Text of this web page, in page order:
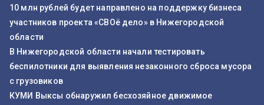
10 млн рублей будет направлено на поддержку бизнеса
участников проекта «СВОё дело» в Нижегородской
области
В Нижегородской области начали тестировать
беспилотники для выявления незаконного сброса мусора
с грузовиков
КУМИ Выксы обнаружил бесхозяйное движимое